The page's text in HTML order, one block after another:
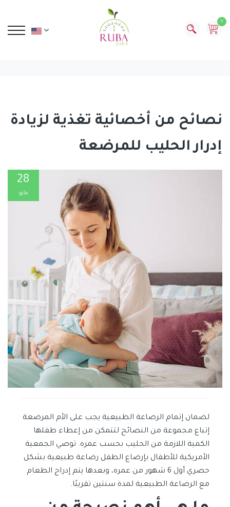
0
نصائح من أخصائية تغذية لزيادة
إدرار الحليب للمرضعة
28
مايو
لضمان إتمام الرضاعة الطبيعية يجب على الأم المرضعة
إتباع مجموعة من النصائح لتتمكن من إعطاء طفلها
الكمية اللازمة من الحليب بحسب عمره. توصي الجمعية
الأمريكية للأطفال بإرضاع الطفل رضاعة طبيعية بشكل
حصري أول 6 شهور من عمره، وبعدها يتم إدراج الطعام
مع الرضاعة الطبيعية لمدة سنتين تقريبًا.